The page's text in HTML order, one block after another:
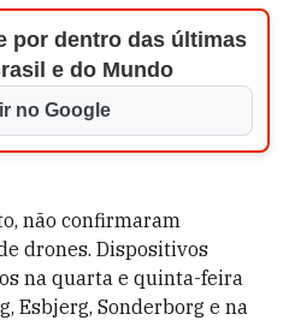
por dentro das últimas
e do Mundo
no Google
não confirmaram
drones. Dispositivos
na quarta e quinta-feira
Esbjerg, Sonderborg e na